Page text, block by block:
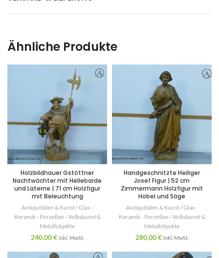
Ähnliche Produkte
Holzbildhauer Gstöttner
Nachtwächter mit Hellebarde
und Laterne | 71 cm Holzfigur
mit Beleuchtung
Antiquitäten & Kunst / Glas -
Keramik - Porzellan - Volkskunst &
Metallobjekte
240,00€ inkl. MwSt.
Handgeschnitzte Heiliger
Josef Figur | 52 cm
Zimmermann Holzfigur mit
Hobel und Säge
Antiquitäten & Kunst / Glas -
Keramik - Porzellan - Volkskunst &
Metallobjekte
280,00€ inkl. MwSt.